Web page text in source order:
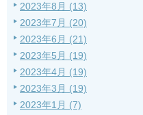
2023年8月 (13)
2023年7月 (20)
2023年6月 (21)
2023年5月 (19)
2023年4月 (19)
2023年3月 (19)
2023年1月 (7)